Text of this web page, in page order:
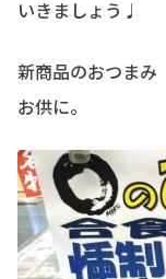
いきましょう♩
新商品のおつまみ
お供に。